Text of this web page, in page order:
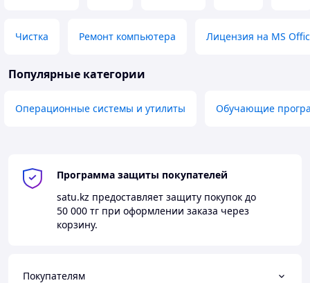
Чистка Ремонт компьютера Лицензия на MS
Популярные категории
Операционные системы и утилиты Обучающие
Программа защиты покупателей
satu.kz предоставляет защиту покупок до
50 000 тг при оформлении заказа через
корзину.
Покупателям